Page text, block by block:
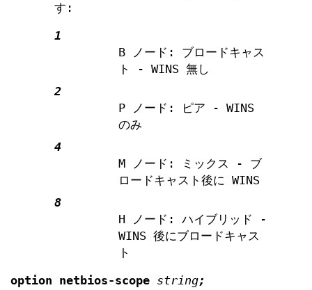
す:
1
B ノード: ブロードキャス
ト - WINS 無し
2
P ノード: ピア - WINS
のみ
4
M ノード: ミックス - ブ
ロードキャスト後に WINS
8
H ノード: ハイブリッド -
WINS 後にブロードキャス
ト
option netbios-scope string;